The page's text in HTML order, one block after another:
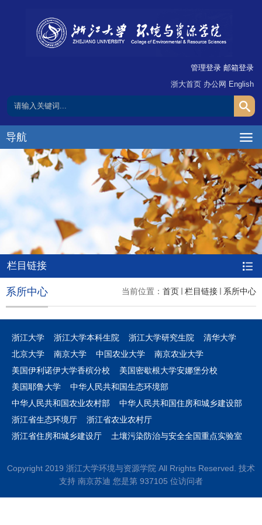
管理登录 邮箱登录
浙大首页 办公网 English
导航
栏目链接
当前位置： 首页 栏目链接 系所中心
系所中心
浙江大学 浙江大学本科生院 浙江大学研究生院
清华大学
北京大学
南京大学 中国农业大学
南京农业大学
美国伊利诺伊大学香槟分校
美国密歇根大学安娜堡分校
美国耶鲁大学
中华人民共和国生态环境部
中华人民共和国农业农村部
中华人民共和国住房和城乡建设部
浙江省生态环境厅
浙江省农业农村厅
浙江省住房和城乡建设厅
土壤污染防治与安全全国重点实验室
Copyright 2019 浙江大学环境与资源学院 All Rrights Reserved. 技术
支持 南京苏迪 您是第 937105 位访问者